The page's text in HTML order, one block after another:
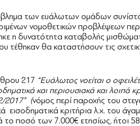
των ευάλωτων ομάδων
νομοθετικών προβλέψεων
η δυνατότητα καταβολής
τέθηκαν θα καταστήσουν τις
217 “Ευάλωτος νοείται ο
και περιουσιακά και λοιπά
2017” (νόμος περί παροχής του
κριτήρια λ.χ. του
το ποσό των 7.000€ ετησίως, ήτοι